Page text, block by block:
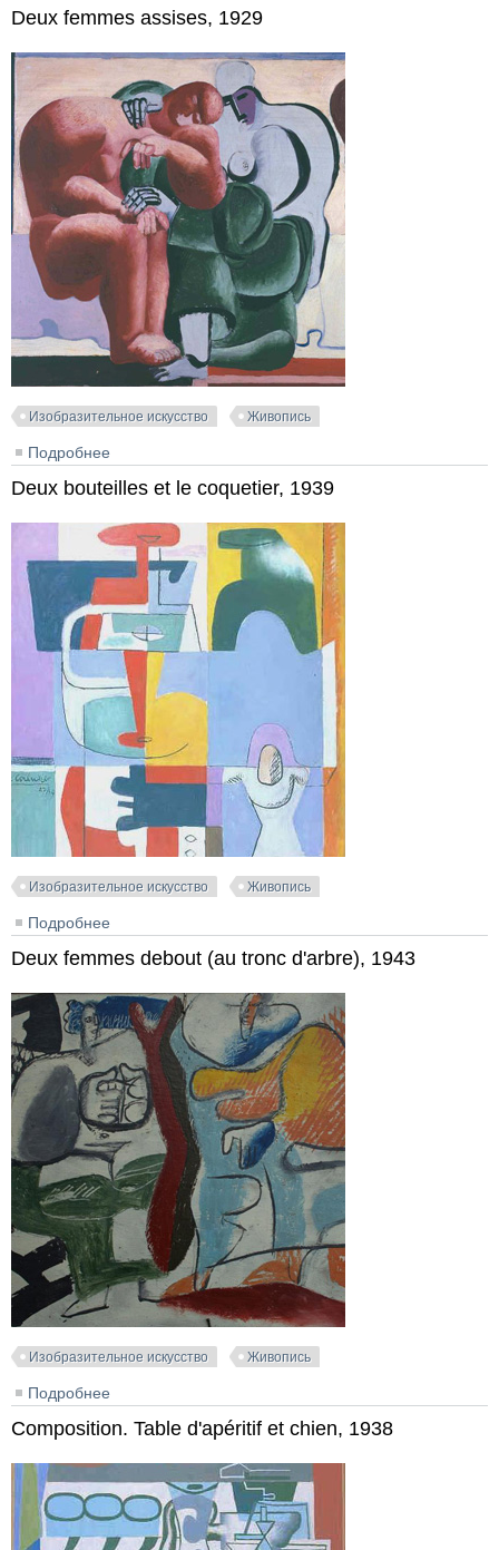
Deux femmes assises, 1929
Изобразительное искусство Живопись
Подробнее
Deux bouteilles et le coquetier, 1939
Изобразительное искусство Живопись
Подробнее
Deux femmes debout (au tronc d'arbre), 1943
Изобразительное искусство Живопись
Подробнее
Composition. Table d'apéritif et chien, 1938